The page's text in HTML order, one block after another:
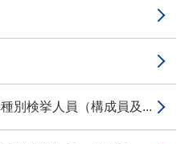
別検挙人員（構成員及...